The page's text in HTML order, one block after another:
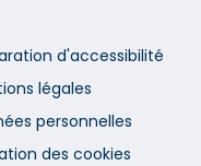
d'accessibilité
légales
personnelles
des cookies